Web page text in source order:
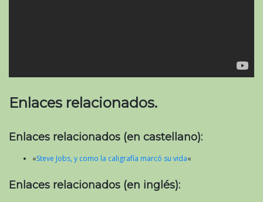
Enlaces relacionados.
Enlaces relacionados (en castellano):
«Steve Jobs, y como la caligrafía marcó su vida«
Enlaces relacionados (en inglés):